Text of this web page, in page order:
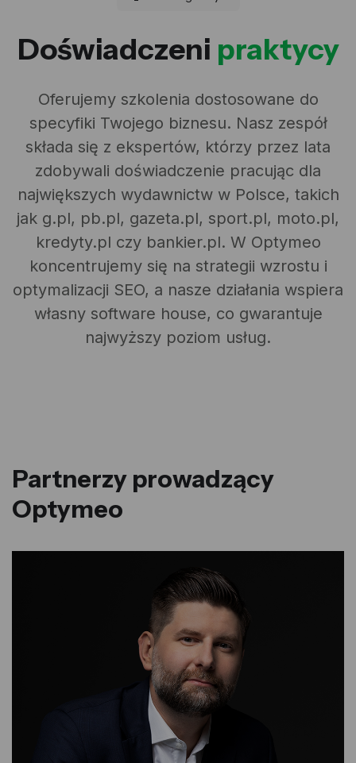
Doświadczeni praktycy
Oferujemy szkolenia dostosowane do
specyfiki Twojego biznesu. Nasz zespół
składa się z ekspertów, którzy przez lata
zdobywali doświadczenie pracując dla
największych wydawnictw w Polsce, takich
jak g.pl, pb.pl, gazeta.pl, sport.pl, moto.pl,
kredyty.pl czy bankier.pl. W Optymeo
koncentrujemy się na strategii wzrostu i
optymalizacji SEO, a nasze działania wspiera
własny software house, co gwarantuje
najwyższy poziom usług.
Partnerzy prowadzący
Optymeo